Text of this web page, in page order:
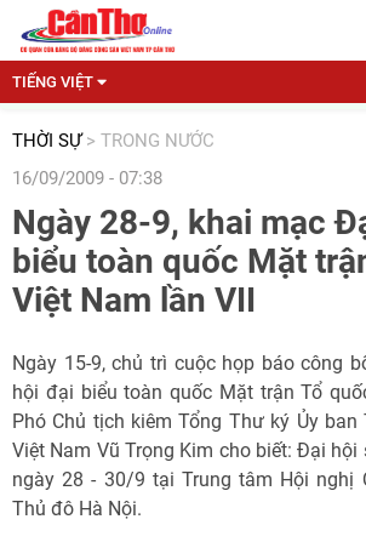
TIẾNG VIỆT
THỜI SỰ > TRONG NƯỚC
16/09/2009 - 07:38
Ngày 28-9, khai mạc
biểu toàn quốc Mặt
Việt Nam lần VII
Ngày 15-9, chủ trì cuộc họp báo công
hội đại biểu toàn quốc Mặt trận Tổ
Phó Chủ tịch kiêm Tổng Thư ký Ủy ban
Việt Nam Vũ Trọng Kim cho biết: Đại
ngày 28 - 30/9 tại Trung tâm Hội nghị
Thủ đô Hà Nội.